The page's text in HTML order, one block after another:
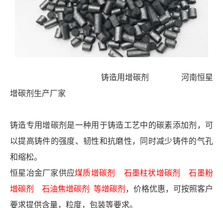
铸造用增碳剂 河南恒星
增碳剂生产厂家
铸造专用增碳剂是一种用于铸造工艺中的碳素添加剂，可
以提高铸件的强度、韧性和抗磨性，同时减少铸件的气孔
和缩松。
恒星冶金厂家供应煤质增碳剂 石墨柱状增碳剂 石墨粉
增碳剂 石油焦增碳剂 等增碳剂，价格优惠，可按照客户
要求提供含量，粒度，包装等要求。